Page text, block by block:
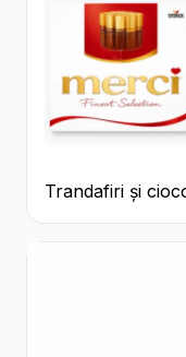
Trandafiri și